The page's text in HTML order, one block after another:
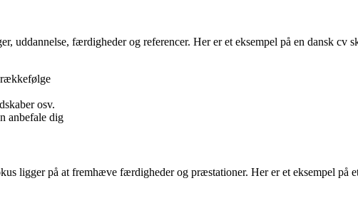
uddannelse, færdigheder og referencer. Her er et eksempel på en dansk cv
osv.
anbefale dig
ligger på at fremhæve færdigheder og præstationer. Her er et eksempel på